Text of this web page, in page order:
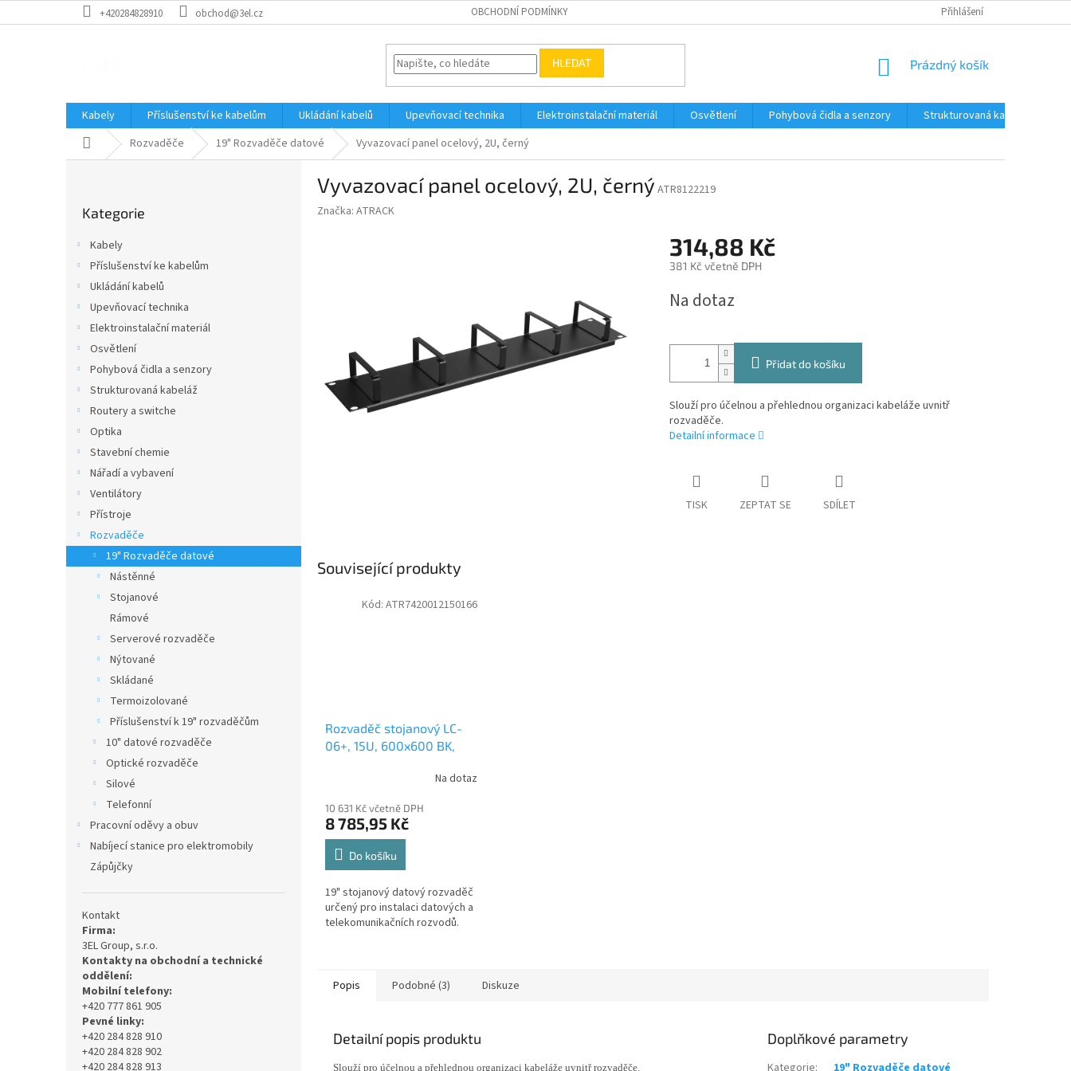
na
+420284828910 obchod@3el.cz OBCHODNÍ PODMÍNKY Přihlášení
HLEDAT
NÁKUPNÍ
Prázdný košík
Kabely Příslušenství ke kabelům Ukládání kabelů Upevňovací technika Elektroinstalační materiál Osvětlení Pohybová čidla a senzory Strukturovaná kabeláž
Domů Rozvaděče 19" Rozvaděče datové Vyvazovací panel ocelový, 2U, černý
kategorie
Kategorie
Kabely
Příslušenství ke kabelům
Ukládání kabelů
Upevňovací technika
Elektroinstalační materiál
Osvětlení
Pohybová čidla a senzory
Strukturovaná kabeláž
Routery a switche
Optika
Stavební chemie
Nářadí a vybavení
Ventilátory
Přístroje
Rozvaděče
19" Rozvaděče datové
Nástěnné
Stojanové
Rámové
Serverové rozvaděče
Nýtované
Skládané
Termoizolované
Příslušenství k 19" rozvaděčům
10" datové rozvaděče
Optické rozvaděče
Silové
Telefonní
Pracovní oděvy a obuv
Nabíjecí stanice pro elektromobily
Zápůjčky
Kontakt
Firma:
3EL Group, s.r.o.
Kontakty na obchodní a technické
oddělení:
Mobilní telefony:
+420 777 861 905
Pevné linky:
+420 284 828 910
+420 284 828 902
+420 284 828 913
Vyvazovací panel ocelový, 2U, černý ATR8122219
Značka: ATRACK
314,88 Kč
381 Kč včetně DPH
cena:
Na dotaz
Přidat do košíku
Slouží pro účelnou a přehlednou organizaci kabeláže uvnitř
rozvaděče.
Detailní informace
TISK ZEPTAT SE SDÍLET
Související produkty
Rozvaděč stojanový LC-
06+, 15U, 600x600 BK,
Na dotaz
10 631 Kč včetně DPH
8 785,95 Kč
Do košíku
19" stojanový datový rozvaděč
určený pro instalaci datových a
telekomunikačních rozvodů.
Kód: ATR7420012150166
Popis Podobné (3) Diskuze
Detailní popis produktu
Slouží pro účelnou a přehlednou organizaci kabeláže uvnitř rozvaděče.
Doplňkové parametry